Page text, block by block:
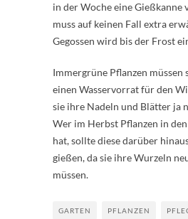
in der Woche eine Gießkanne
muss auf keinen Fall extra
Gegossen wird bis der Frost
Immergrüne Pflanzen müssen
einen Wasservorrat für den
sie ihre Nadeln und Blätter ja
Wer im Herbst Pflanzen in
hat, sollte diese darüber
gießen, da sie ihre Wurzeln
müssen.
GARTEN PFLANZEN